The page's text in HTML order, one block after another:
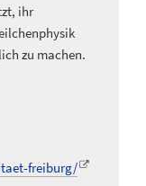
ihr
zu machen.
freiburg/